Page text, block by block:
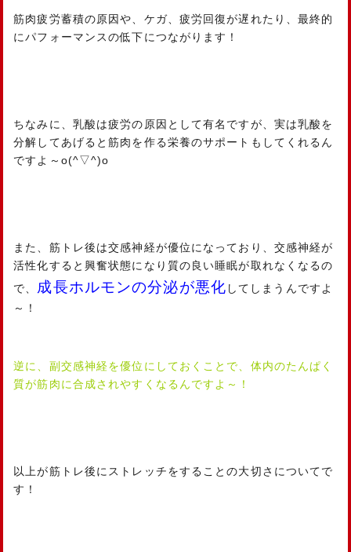
筋肉疲労蓄積の原因や、ケガ、疲労回復が遅れたり、最終的
にパフォーマンスの低下につながります！
ちなみに、乳酸は疲労の原因として有名ですが、実は乳酸を
分解してあげると筋肉を作る栄養のサポートもしてくれるん
ですよ～o(^▽^)o
また、筋トレ後は交感神経が優位になっており、交感神経が
活性化すると興奮状態になり質の良い睡眠が取れなくなるの
で、 成長ホルモンの分泌が悪化 してしまうんですよ
～！
逆に、副交感神経を優位にしておくことで、体内のたんぱく
質が筋肉に合成されやすくなるんですよ～！
以上が筋トレ後にストレッチをすることの大切さについてで
す！